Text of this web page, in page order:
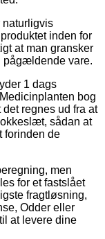
naturligvis
inden for
at man gransker
pågældende vare.
1 dags
bog
regnes ud fra at
sådan at
forinden de
men
for et fastslået
fragtløsning,
Odder eller
at levere dine